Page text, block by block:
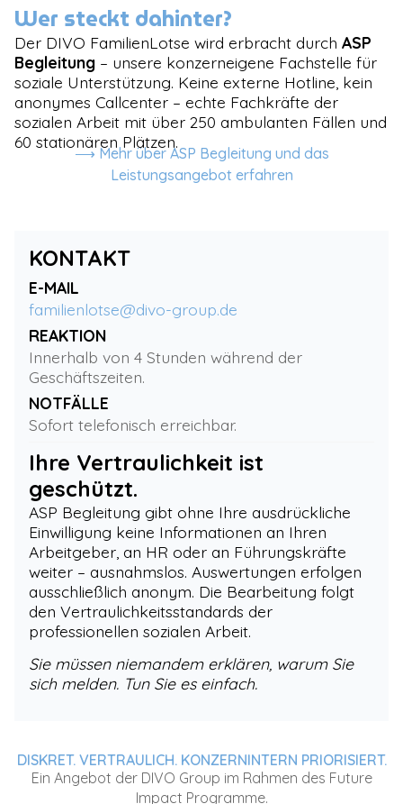
Wer steckt dahinter?
Der DIVO FamilienLotse wird erbracht durch ASP
Begleitung – unsere konzerneigene Fachstelle für
soziale Unterstützung. Keine externe Hotline, kein
anonymes Callcenter – echte Fachkräfte der
sozialen Arbeit mit über 250 ambulanten Fällen und
60 stationären Plätzen.
⟶ Mehr über ASP Begleitung und das
Leistungsangebot erfahren
KONTAKT
E-MAIL
familienlotse@divo-group.de
REAKTION
Innerhalb von 4 Stunden während der
Geschäftszeiten.
NOTFÄLLE
Sofort telefonisch erreichbar.
Ihre Vertraulichkeit ist
geschützt.
ASP Begleitung gibt ohne Ihre ausdrückliche
Einwilligung keine Informationen an Ihren
Arbeitgeber, an HR oder an Führungskräfte
weiter – ausnahmslos. Auswertungen erfolgen
ausschließlich anonym. Die Bearbeitung folgt
den Vertraulichkeitsstandards der
professionellen sozialen Arbeit.
Sie müssen niemandem erklären, warum Sie
sich melden. Tun Sie es einfach.
DISKRET. VERTRAULICH. KONZERNINTERN PRIORISIERT.
Ein Angebot der DIVO Group im Rahmen des Future
Impact Programme.